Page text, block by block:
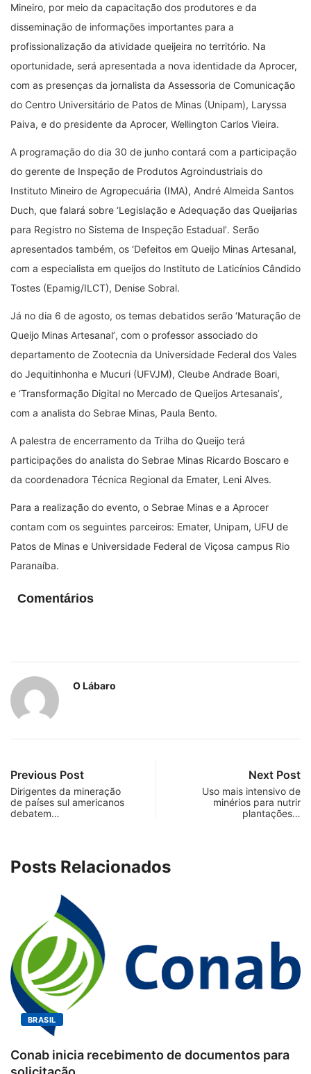
Mineiro, por meio da capacitação dos produtores e da
disseminação de informações importantes para a
profissionalização da atividade queijeira no território. Na
oportunidade, será apresentada a nova identidade da Aprocer,
com as presenças da jornalista da Assessoria de Comunicação
do Centro Universitário de Patos de Minas (Unipam), Laryssa
Paiva, e do presidente da Aprocer, Wellington Carlos Vieira.
A programação do dia 30 de junho contará com a participação
do gerente de Inspeção de Produtos Agroindustriais do
Instituto Mineiro de Agropecuária (IMA), André Almeida Santos
Duch, que falará sobre ‘Legislação e Adequação das Queijarias
para Registro no Sistema de Inspeção Estadual’. Serão
apresentados também, os ‘Defeitos em Queijo Minas Artesanal,
com a especialista em queijos do Instituto de Laticínios Cândido
Tostes (Epamig/ILCT), Denise Sobral.
Já no dia 6 de agosto, os temas debatidos serão ‘Maturação de
Queijo Minas Artesanal’, com o professor associado do
departamento de Zootecnia da Universidade Federal dos Vales
do Jequitinhonha e Mucuri (UFVJM), Cleube Andrade Boari,
e ‘Transformação Digital no Mercado de Queijos Artesanais’,
com a analista do Sebrae Minas, Paula Bento.
A palestra de encerramento da Trilha do Queijo terá
participações do analista do Sebrae Minas Ricardo Boscaro e
da coordenadora Técnica Regional da Emater, Leni Alves.
Para a realização do evento, o Sebrae Minas e a Aprocer
contam com os seguintes parceiros: Emater, Unipam, UFU de
Patos de Minas e Universidade Federal de Viçosa campus Rio
Paranaíba.
Comentários
O Lábaro
Previous Post
Dirigentes da mineração
de países sul americanos
debatem…
Next Post
Uso mais intensivo de
minérios para nutrir
plantações…
Posts Relacionados
BRASIL
Conab inicia recebimento de documentos para